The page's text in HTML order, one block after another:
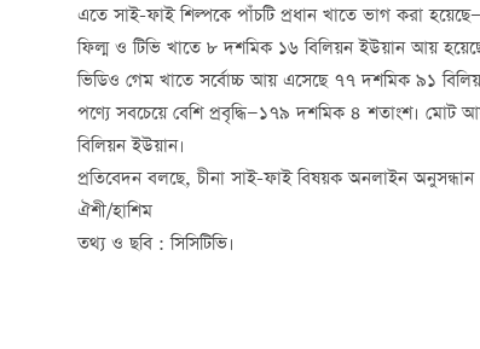
এতে সাই-ফাই শিল্পকে পাঁচটি প্রধান খাতে ভাগ করা
ফিল্ম ও টিভি খাতে ৮ দশমিক ১৬ বিলিয়ন ইউয়ান আয়
ভিডিও গেম খাতে সর্বোচ্চ আয় এসেছে ৭৭ দশমিক ৯১
পণ্যে সবচেয়ে বেশি প্রবৃদ্ধি—১৭৯ দশমিক ৪ শতাংশ।
বিলিয়ন ইউয়ান।
প্রতিবেদন বলছে, চীনা সাই-ফাই বিষয়ক অনলাইন
ঐশী/হাশিম
তথ্য ও ছবি : সিসিটিভি।